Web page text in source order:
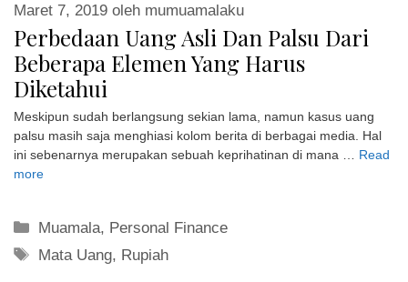
Perbedaan Uang Asli Dan Palsu Dari
Beberapa Elemen Yang Harus
Diketahui
Maret 7, 2019 oleh mumuamalaku
Meskipun sudah berlangsung sekian lama, namun kasus uang
palsu masih saja menghiasi kolom berita di berbagai media. Hal
ini sebenarnya merupakan sebuah keprihatinan di mana …
Read
more
Kategori
Muamala, Personal Finance
Tag
Mata Uang, Rupiah